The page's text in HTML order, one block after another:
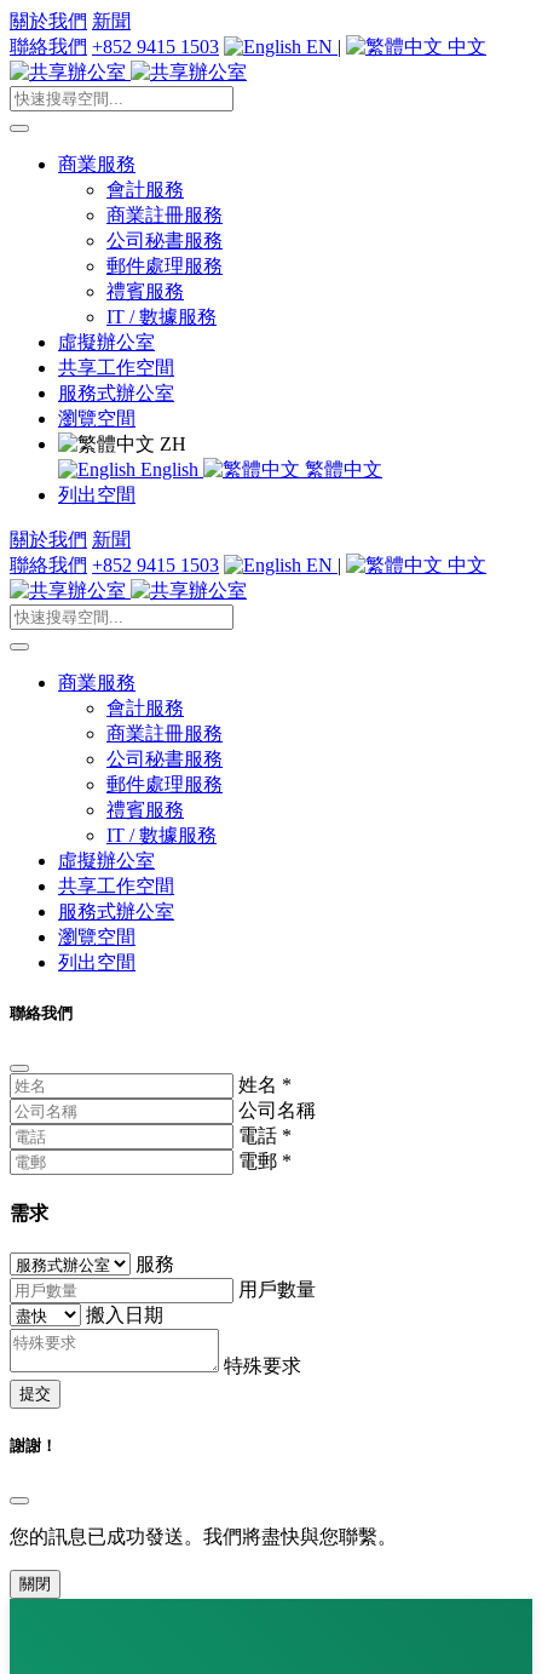
關於我們 新聞
聯絡我們 +852 9415 1503 EN | 中文
商業服務
會計服務
商業註冊服務
公司秘書服務
郵件處理服務
禮賓服務
IT / 數據服務
虛擬辦公室
共享工作空間
服務式辦公室
瀏覽空間
ZH
English
繁體中文
列出空間
關於我們 新聞
聯絡我們 +852 9415 1503 EN | 中文
商業服務
會計服務
商業註冊服務
公司秘書服務
郵件處理服務
禮賓服務
IT / 數據服務
虛擬辦公室
共享工作空間
服務式辦公室
瀏覽空間
列出空間
聯絡我們
姓名 *
公司名稱
電話 *
電郵 *
需求
服務
用戶數量
搬入日期
特殊要求
提交
謝謝！
您的訊息已成功發送。我們將盡快與您聯繫。
關閉